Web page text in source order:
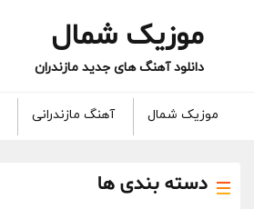
موزیک شمال
دانلود آهنگ های جدید مازندران
موزیک شمال آهنگ مازندرانی
دسته بندی ها